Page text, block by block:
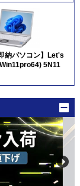
納パソコン】Let's
5N11